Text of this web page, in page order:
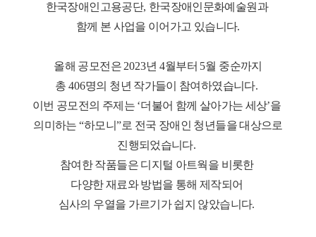
한국장애인고용공단, 한국장애인문화예술원과
함께 본 사업을 이어가고 있습니다.
올해 공모전은 2023년 4월부터 5월 중순까지
총406명의 청년 작가들이 참여하였습니다.
이번 공모전의 주제는 ‘더불어 함께 살아가는 세상’을
의미하는“하모니”로 전국 장애인 청년들을 대상으로
진행되었습니다.
참여한 작품들은 디지털 아트웍을 비롯한
다양한 재료와 방법을 통해 제작되어
심사의 우열을 가르기가 쉽지 않았습니다.